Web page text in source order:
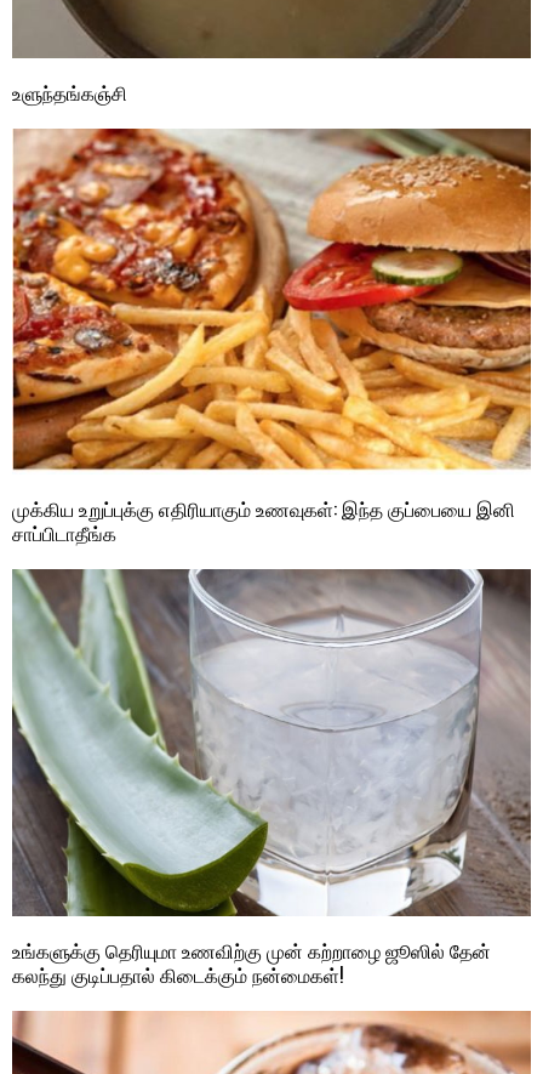
உளுந்தங்கஞ்சி
முக்கிய உறுப்புக்கு எதிரியாகும் உணவுகள்: இந்த குப்பையை இனி
சாப்பிடாதீங்க
உங்களுக்கு தெரியுமா உணவிற்கு முன் கற்றாழை ஜூஸில் தேன்
கலந்து குடிப்பதால் கிடைக்கும் நன்மைகள்!